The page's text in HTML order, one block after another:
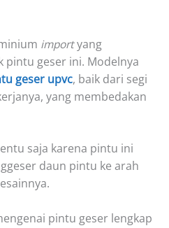
importyang
geser ini. Modelnya
geser upvc, baik dari segi
yang membedakan
saja karena pintu ini
daun pintu ke arah
pintu geser lengkap